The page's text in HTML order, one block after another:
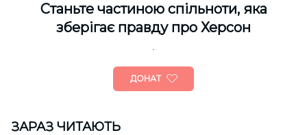
Cтаньте частиною спільноти, яка
зберігає правду про Херсон
ДОНАТ
ЗАРАЗ ЧИТАЮТЬ